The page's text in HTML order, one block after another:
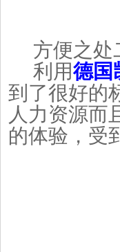
方便之处
利用德国
到了很好的
人力资源而
的体验，受